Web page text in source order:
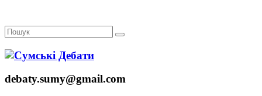
debaty.sumy@gmail.com